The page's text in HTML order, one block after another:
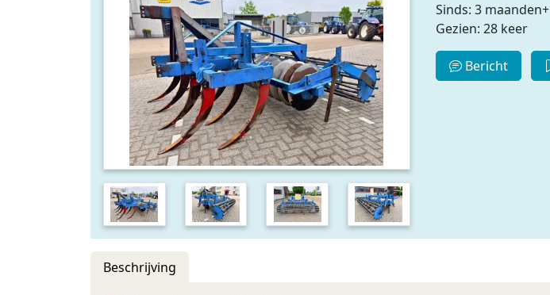
Sinds: 3 maanden+
Gezien: 28 keer
Bericht
Beschrijving